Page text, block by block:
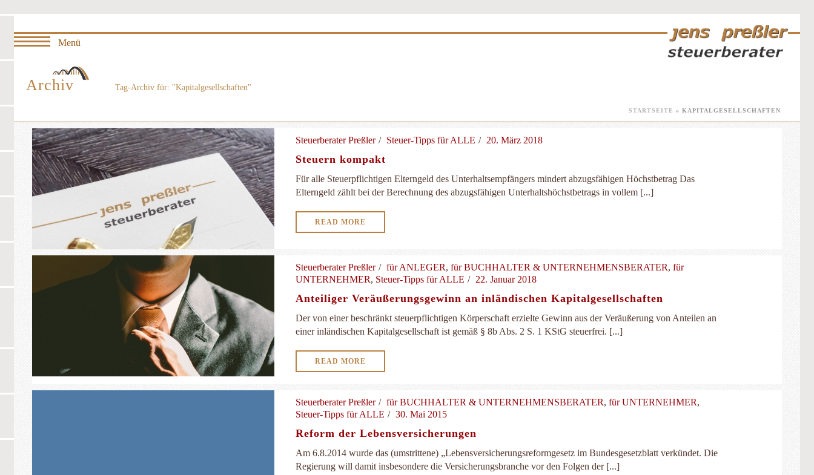
Archiv Tag-Archiv für: "Kapitalgesellschaften"
STARTSEITE » KAPITALGESELLSCHAFTEN
Steuerberater Preßler Steuer-Tipps für ALLE 20. März 2018
Steuern kompakt
Für alle Steuerpflichtigen Elterngeld des Unterhaltsempfängers mindert abzugsfähigen Höchstbetrag Das
Elterngeld zählt bei der Berechnung des abzugsfähigen Unterhaltshöchstbetrags in vollem [...]
READ MORE
Steuerberater Preßler für ANLEGER, für BUCHHALTER & UNTERNEHMENSBERATER, für
UNTERNEHMER, Steuer-Tipps für ALLE 22. Januar 2018
Anteiliger Veräußerungsgewinn an inländischen Kapitalgesellschaften
Der von einer beschränkt steuerpflichtigen Körperschaft erzielte Gewinn aus der Veräußerung von Anteilen an
einer inländischen Kapitalgesellschaft ist gemäß § 8b Abs. 2 S. 1 KStG steuerfrei. [...]
READ MORE
Steuerberater Preßler für BUCHHALTER & UNTERNEHMENSBERATER, für UNTERNEHMER,
Steuer-Tipps für ALLE
30. Mai 2015
Reform der Lebensversicherungen
Am 6.8.2014 wurde das (umstrittene) „Lebensversicherungsreformgesetz im Bundesgesetzblatt verkündet. Die
Regierung will damit insbesondere die Versicherungsbranche vor den Folgen der [...]